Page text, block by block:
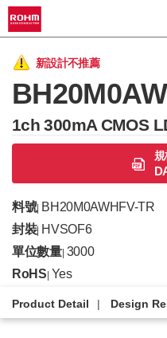
新設計不推薦
1ch 300mA CMOS
料號| BH20M0AWHFV-TR
封裝| HVSOF6
單位數量| 3000
RoHS Yes
Product Detail Design